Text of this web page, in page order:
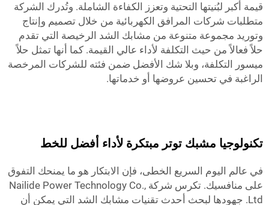
قيمة أكبر لبُنيتها التحتية وتعزز الكفاءة الشاملة. وتُدرك الشركة
متطلبات شركات المرافق الكهربائية من خلال تصميم وإنتاج
وتوريد مجموعة متنوعة من مشابك الشد الرخيصة التي تقدم
حلاً فعالاً من حيث التكلفة لأداء عالي القيمة. كما أنها تمثل حلاً
ميسور التكلفة، وبلا شك الأفضل ضمن فئته للشركات المرخصة
الراغبة في تحسين عروضها أو خدماتها.
تكنولوجيا مشبك توتر مبتكرة لأداء أفضل للخط
في عالم اليوم السريع الخطى، فإن الابتكار هو ما يمنحك التفوق
على منافسيك. تكرس شركة Nailide Power Technology Co.,
Ltd. جهودها لبحث أحدث تقنيات مشابك الشد التي يمكن أن